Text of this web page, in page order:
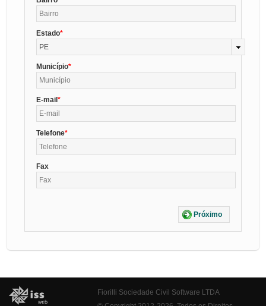
Estado
PE
Município
E-mail
Telefone
Fax
Próximo
Fiorilli Sociedade Civil Software LTDA